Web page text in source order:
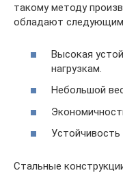
такому методу
обладают
Высокая
нагрузкам.
Небольшой
Устойчивость
Стальные